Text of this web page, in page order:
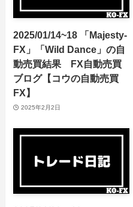
2025/01/14~18 「Majesty-
FX」「Wild Dance」の自
動売買結果 FX自動売買
ブログ【コウの自動売買
FX】
2025年2月2日